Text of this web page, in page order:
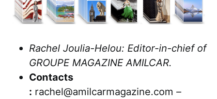
Rachel Joulia-Helou: Editor-in-chief of
GROUPE MAGAZINE AMILCAR.
Contacts
: rachel@amilcarmagazine.com –